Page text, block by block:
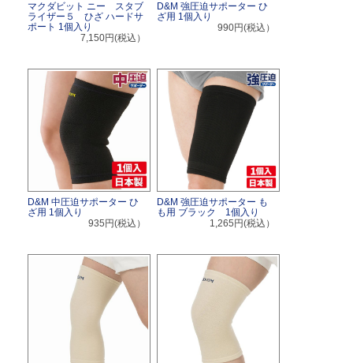
マクダビット ニー スタブ
ライザー５ ひざ ハードサ
ポート 1個入り
7,150円(税込）
D&M 強圧迫サポーター ひ
ざ用 1個入り
990円(税込）
D&M 中圧迫サポーター ひ
ざ用 1個入り
935円(税込）
D&M 強圧迫サポーター も
も用 ブラック 1個入り
1,265円(税込）